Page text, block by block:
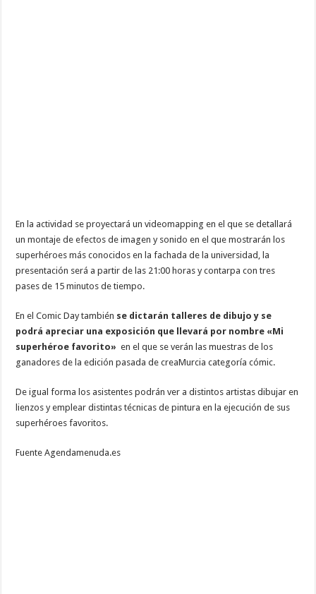
En la actividad se proyectará un videomapping en el que se detallará
un montaje de efectos de imagen y sonido en el que mostrarán los
superhéroes más conocidos en la fachada de la universidad, la
presentación será a partir de las 21:00 horas y contarpa con tres
pases de 15 minutos de tiempo.
En el Comic Day también se dictarán talleres de dibujo y se
podrá apreciar una exposición que llevará por nombre «Mi
superhéroe favorito» en el que se verán las muestras de los
ganadores de la edición pasada de creaMurcia categoría cómic.
De igual forma los asistentes podrán ver a distintos artistas dibujar en
lienzos y emplear distintas técnicas de pintura en la ejecución de sus
superhéroes favoritos.
Fuente Agendamenuda.es